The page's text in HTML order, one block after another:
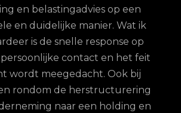
en belastingadvies op een
en duidelijke manier. Wat ik
is de snelle response op
contact en het feit
wordt meegedacht. Ook bij
rondom de herstructurering
naar een holding en